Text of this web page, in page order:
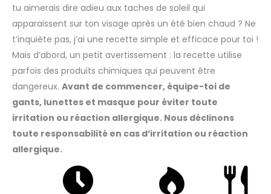
tu aimerais dire adieu aux taches de soleil qui
apparaissent sur ton visage après un été bien chaud ? Ne
t’inquiète pas, j’ai une recette simple et efficace pour toi !
Mais d’abord, un petit avertissement : la recette utilise
parfois des produits chimiques qui peuvent être
dangereux. Avant de commencer, équipe-toi de
gants, lunettes et masque pour éviter toute
irritation ou réaction allergique. Nous déclinons
toute responsabilité en cas d’irritation ou réaction
allergique.